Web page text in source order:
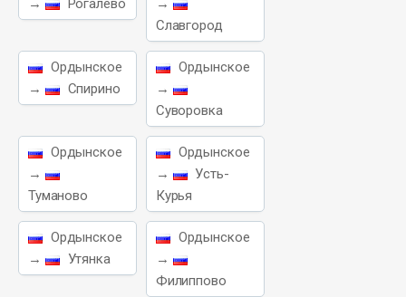
→
Рогалево
→
Славгород
Ордынское
→
Спирино
Ордынское
→
Суворовка
Ордынское
→
Туманово
Ордынское
→
Усть-
Курья
Ордынское
→
Утянка
Ордынское
→
Филиппово